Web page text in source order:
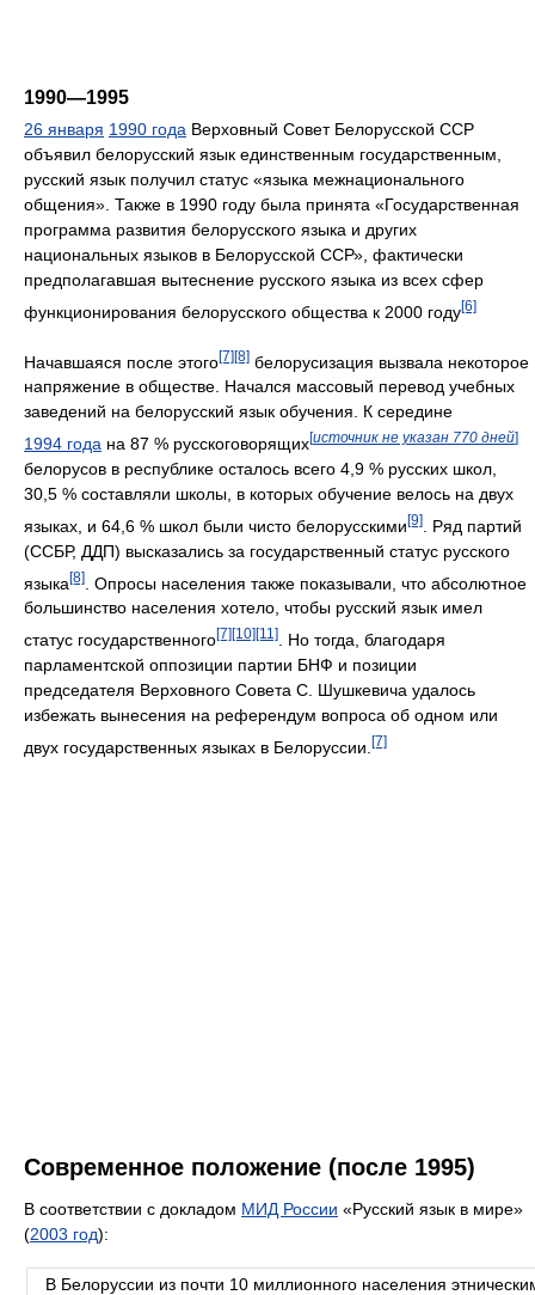
1990—1995
26 января 1990 года Верховный Совет Белорусской ССР
объявил белорусский язык единственным государственным,
русский язык получил статус «языка межнационального
общения». Также в 1990 году была принята «Государственная
программа развития белорусского языка и других
национальных языков в Белорусской ССР», фактически
предполагавшая вытеснение русского языка из всех сфер
функционирования белорусского общества к 2000 году[6]
Начавшаяся после этого[7][8] белорусизация вызвала некоторое
напряжение в обществе. Начался массовый перевод учебных
заведений на белорусский язык обучения. К середине
1994 года на 87 % русскоговорящих[источник не указан 770 дней]
белорусов в республике осталось всего 4,9 % русских школ,
30,5 % составляли школы, в которых обучение велось на двух
языках, и 64,6 % школ были чисто белорусскими[9]
. Ряд партий
(ССБР, ДДП) высказались за государственный статус русского
языка[8]
. Опросы населения также показывали, что абсолютное
большинство населения хотело, чтобы русский язык имел
статус государственного[7] [10] [11]
. Но тогда, благодаря
парламентской оппозиции партии БНФ и позиции
председателя Верховного Совета С. Шушкевича удалось
избежать вынесения на референдум вопроса об одном или
двух государственных языках в Белоруссии. [7]
Современное положение (после 1995)
В соответствии с докладом МИД России «Русский язык в мире»
(2003 год):
В Белоруссии из почти 10 миллионного населения